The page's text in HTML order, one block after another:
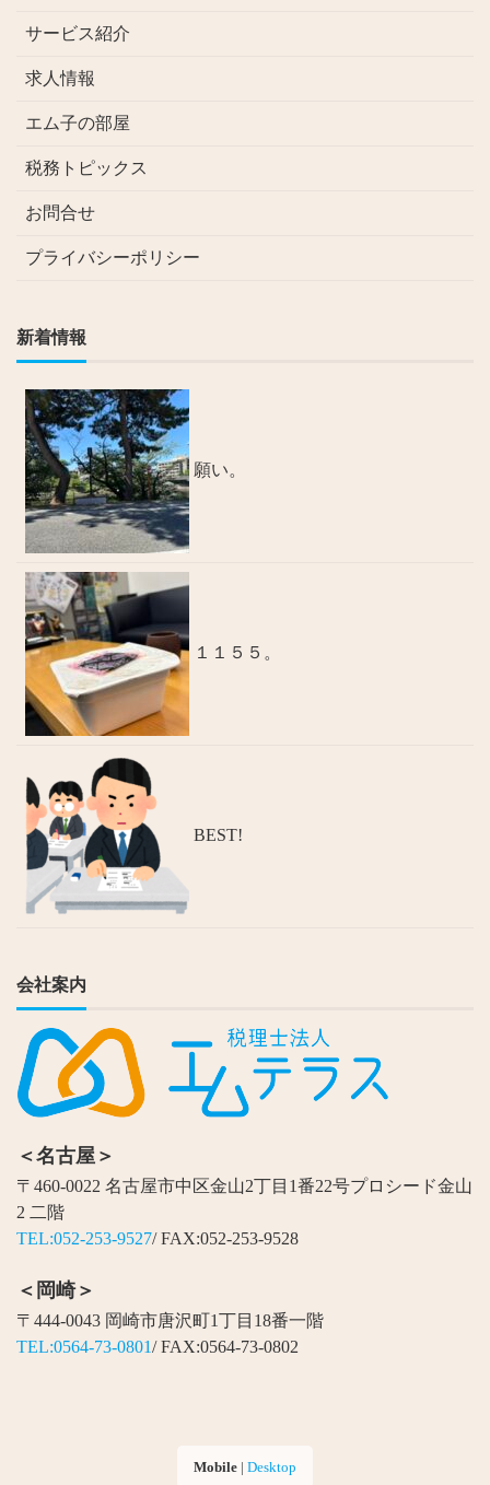
サービス紹介
求人情報
エム子の部屋
税務トピックス
お問合せ
プライバシーポリシー
新着情報
願い。
１１５５。
BEST!
会社案内
＜名古屋＞
〒460-0022 名古屋市中区金山2丁目1番22号プロシード金山
2 二階
TEL:052-253-9527/ FAX:052-253-9528
＜岡崎＞
〒444-0043 岡崎市唐沢町1丁目18番一階
TEL:0564-73-0801/ FAX:0564-73-0802
Mobile | Desktop